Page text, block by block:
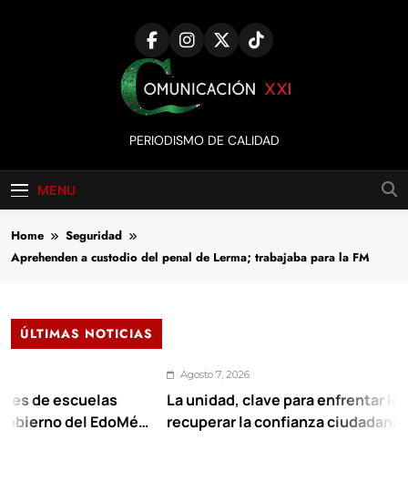
Comunicación
XXI
PERIODISMO DE CALIDAD
MENU
Home
Seguridad
Aprehenden a custodio del penal de Lerma; trabajaba para la FM
ÚLTIMAS NOTICIAS
EdoMéx
Agosto 7, 2026
La unidad, clave para enfrentar los retos y
recuperar la confianza ciudadana: